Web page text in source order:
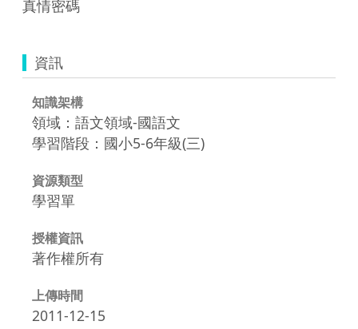
真情密碼
資訊
知識架構
領域：語文領域-國語文
學習階段：國小5-6年級(三)
資源類型
學習單
授權資訊
著作權所有
上傳時間
2011-12-15